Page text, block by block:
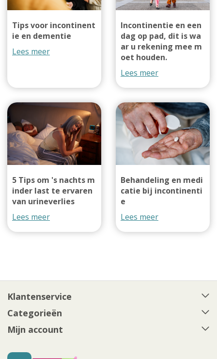
Tips voor incontinent
ie en dementie
Lees meer
Incontinentie en een
dag op pad, dit is wa
ar u rekening mee m
oet houden.
Lees meer
5 Tips om 's nachts m
inder last te ervaren
van urineverlies
Lees meer
Behandeling en medi
catie bij incontinenti
e
Lees meer
Klantenservice
Categorieën
Mijn account